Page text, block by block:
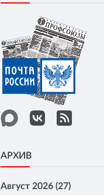
АРХИВ
Август 2026 (27)